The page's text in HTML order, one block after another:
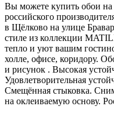
Вы можете купить обои на
российского
в Щёлково на улице
стиле из коллекции
тепло и уют вашим
холле, офисе, коридору.
и рисунок . Высокая
Удовлетворительная
Смещённая стыковка.
на оклеиваемую основу.